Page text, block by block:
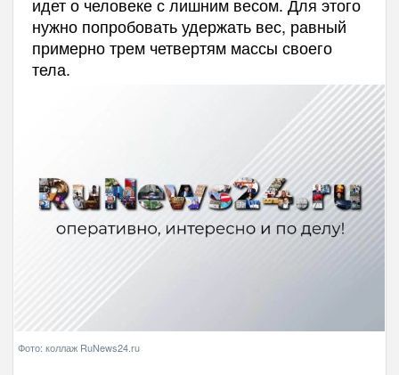
нужно попробовать удержать вес, равный
примерно трем четвертям массы своего
тела.
Фото: коллаж RuNews24.ru